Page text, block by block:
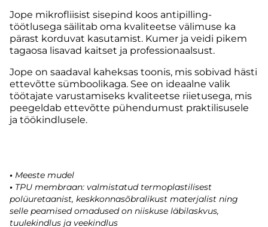
Jope mikrofliisist sisepind koos antipilling-
töötlusega säilitab oma kvaliteetse välimuse ka
pärast korduvat kasutamist. Kumer ja veidi pikem
tagaosa lisavad kaitset ja professionaalsust.
Jope on saadaval kaheksas toonis, mis sobivad hästi
ettevõtte sümboolikaga. See on ideaalne valik
töötajate varustamiseks kvaliteetse riietusega, mis
peegeldab ettevõtte pühendumust praktilisusele
ja töökindlusele.
• Meeste mudel
• TPU membraan: valmistatud termoplastilisest
polüuretaanist, keskkonnasõbralikust materjalist ning
selle peamised omadused on niiskuse läbilaskvus,
tuulekindlus ja veekindlus